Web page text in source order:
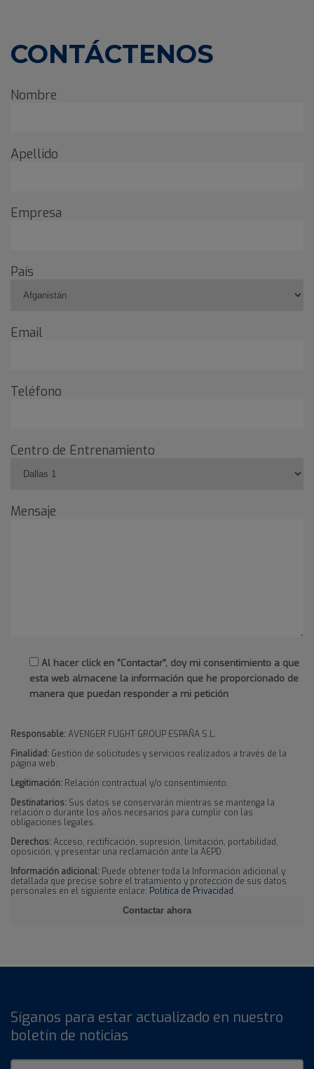
CONTÁCTENOS
Nombre
Apellido
Empresa
País
Email
Teléfono
Centro de Entrenamiento
Mensaje
Al hacer click en "Contactar", doy mi consentimiento a que
esta web almacene la información que he proporcionado de
manera que puedan responder a mi petición
Responsable:AVENGER FLIGHT GROUP ESPAÑA S.L.
Finalidad: Gestión de solicitudes y servicios realizados a través de la
página web.
Legitimación: Relación contractual y/o consentimiento.
Destinatarios: Sus datos se conservarán mientras se mantenga la
relación o durante los años necesarios para cumplir con las
obligaciones legales.
Derechos:Acceso, rectificación, supresión, limitación, portabilidad,
oposición, y presentar una reclamación ante la AEPD.
Información adicional: Puede obtener toda la Información adicional y
detallada que precise sobre el tratamiento y protección de sus datos
personales en el siguiente enlace: Política de Privacidad.
Síganos para estar actualizado en nuestro
boletín de noticias